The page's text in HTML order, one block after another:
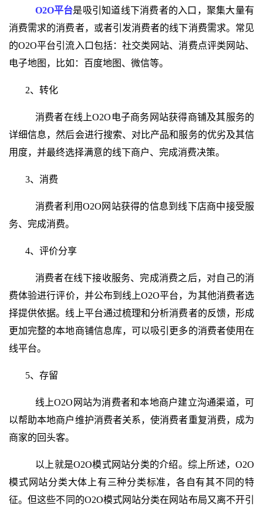
O2O平台是吸引知道线下消费者的入口，聚集大量有
消费需求的消费者，或者引发消费者的线下消费需求。常见
的O2O平台引流入口包括：社交类网站、消费点评类网站、
电子地图，比如：百度地图、微信等。
2、转化
消费者在线上O2O电子商务网站获得商铺及其服务的
详细信息，然后会进行搜索、对比产品和服务的优劣及其信
用度，并最终选择满意的线下商户、完成消费决策。
3、消费
消费者利用O2O网站获得的信息到线下店商中接受服
务、完成消费。
4、评价分享
消费者在线下接收服务、完成消费之后，对自己的消
费体验进行评价，并公布到线上O2O平台，为其他消费者选
择提供依据。线上平台通过梳理和分析消费者的反馈，形成
更加完整的本地商铺信息库，可以吸引更多的消费者使用在
线平台。
5、存留
线上O2O网站为消费者和本地商户建立沟通渠道，可
以帮助本地商户维护消费者关系，使消费者重复消费，成为
商家的回头客。
以上就是O2O模式网站分类的介绍。综上所述，O2O
模式网站分类大体上有三种分类标准，各自有其不同的特
征。但这些不同的O2O模式网站分类在网站布局又离不开引